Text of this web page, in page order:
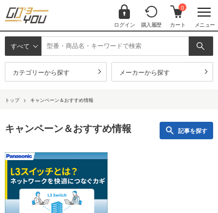
ログイン 購入履歴
0
カート メニュー
すべて
カテゴリーから探す メーカーから探す
トップ > キャンペーン＆おすすめ情報
キャンペーン＆おすすめ情報 記事を探す